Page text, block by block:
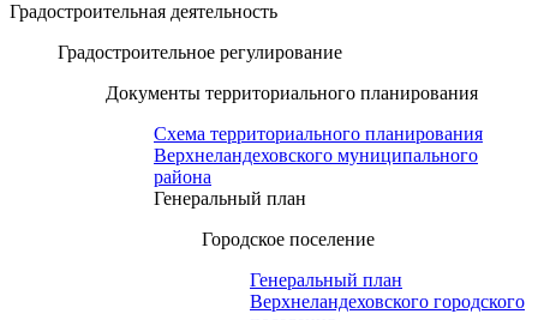
Градостроительная деятельность
Градостроительное регулирование
Документы территориального планирования
Схема территориального планирования
Верхнеландеховского муниципального
района
Генеральный план
Городское поселение
Генеральный план
Верхнеландеховского городского